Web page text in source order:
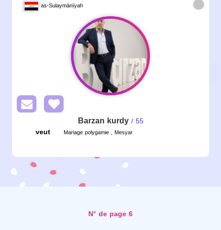
as-Sulaymānīyah
Barzan kurdy / 55
veut
Mariage polygamie , Mesyar
N° de page 6